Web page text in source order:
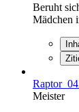
Beruht
Mädchen
Meister